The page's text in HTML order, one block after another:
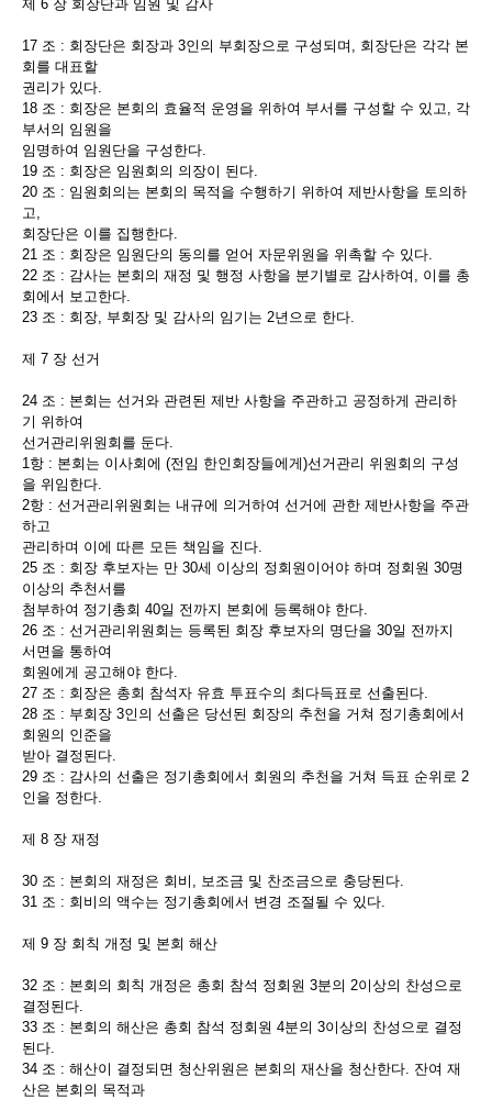
제 6 장 회장단과 임원 및 감사
17 조 : 회장단은 회장과 3인의 부회장으로 구성되며, 회장단은 각각 본
회를 대표할
권리가 있다.
18 조 : 회장은 본회의 효율적 운영을 위하여 부서를 구성할 수 있고, 각
부서의 임원을
임명하여 임원단을 구성한다.
19 조 : 회장은 임원회의 의장이 된다.
20 조 : 임원회의는 본회의 목적을 수행하기 위하여 제반사항을 토의하
고,
회장단은 이를 집행한다.
21 조 : 회장은 임원단의 동의를 얻어 자문위원을 위촉할 수 있다.
22 조 : 감사는 본회의 재정 및 행정 사항을 분기별로 감사하여, 이를 총
회에서 보고한다.
23 조 : 회장, 부회장 및 감사의 임기는 2년으로 한다.
제 7 장 선거
24 조 : 본회는 선거와 관련된 제반 사항을 주관하고 공정하게 관리하
기 위하여
선거관리위원회를 둔다.
1항 : 본회는 이사회에 (전임 한인회장들에게)선거관리 위원회의 구성
을 위임한다.
2항 : 선거관리위원회는 내규에 의거하여 선거에 관한 제반사항을 주관
하고
관리하며 이에 따른 모든 책임을 진다.
25 조 : 회장 후보자는 만 30세 이상의 정회원이어야 하며 정회원 30명
이상의 추천서를
첨부하여 정기총회 40일 전까지 본회에 등록해야 한다.
26 조 : 선거관리위원회는 등록된 회장 후보자의 명단을 30일 전까지
서면을 통하여
회원에게 공고해야 한다.
27 조 : 회장은 총회 참석자 유효 투표수의 최다득표로 선출된다.
28 조 : 부회장 3인의 선출은 당선된 회장의 추천을 거쳐 정기총회에서
회원의 인준을
받아 결정된다.
29 조 : 감사의 선출은 정기총회에서 회원의 추천을 거쳐 득표 순위로 2
인을 정한다.
제 8 장 재정
30 조 : 본회의 재정은 회비, 보조금 및 찬조금으로 충당된다.
31 조 : 회비의 액수는 정기총회에서 변경 조절될 수 있다.
제 9 장 회칙 개정 및 본회 해산
32 조 : 본회의 회칙 개정은 총회 참석 정회원 3분의 2이상의 찬성으로
결정된다.
33 조 : 본회의 해산은 총회 참석 정회원 4분의 3이상의 찬성으로 결정
된다.
34 조 : 해산이 결정되면 청산위원은 본회의 재산을 청산한다. 잔여 재
산은 본회의 목적과